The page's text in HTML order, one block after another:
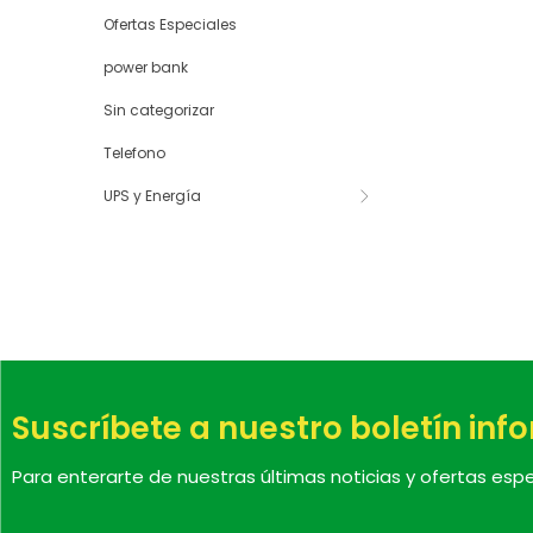
Ofertas Especiales
power bank
Sin categorizar
Telefono
UPS y Energía
Suscríbete a nuestro boletín
Para enterarte de nuestras últimas noticias y ofertas